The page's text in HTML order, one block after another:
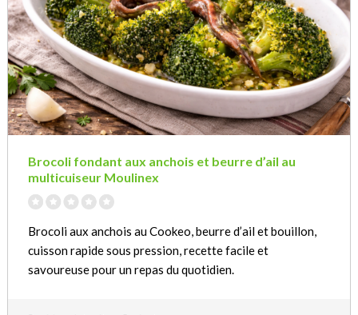
Brocoli fondant aux anchois et beurre d’ail au
multicuiseur Moulinex
Brocoli aux anchois au Cookeo, beurre d’ail et bouillon,
cuisson rapide sous pression, recette facile et
savoureuse pour un repas du quotidien.